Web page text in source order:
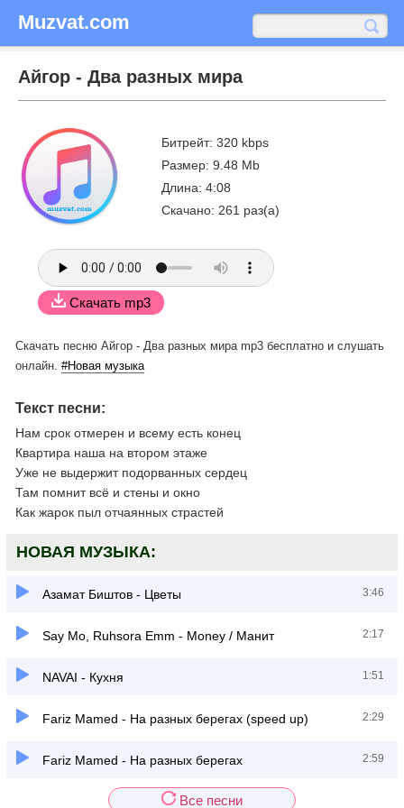
Muzvat.com
Айгор - Два разных мира
Битрейт: 320 kbps
Размер: 9.48 Mb
Длина: 4:08
Скачано: 261 раз(а)
Скачать mp3
Скачать песню Айгор - Два разных мира mp3 бесплатно и слушать
онлайн. #Новая музыка
Текст песни:
Нам срок отмерен и всему есть конец
Квартира наша на втором этаже
Уже не выдержит подорванных сердец
Там помнит всё и стены и окно
Как жарок пыл отчаянных страстей
НОВАЯ МУЗЫКА:
Азамат Биштов - Цветы 3:46
Say Mo, Ruhsora Emm - Money / Манит 2:17
NAVAI - Кухня 1:51
Fariz Mamed - На разных берегах (speed up) 2:29
Fariz Mamed - На разных берегах 2:59
Все песни